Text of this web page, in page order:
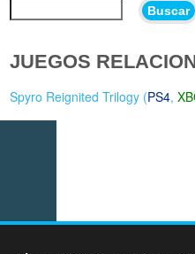
Buscar
JUEGOS
Spyro Reignited Trilogy (PS4,